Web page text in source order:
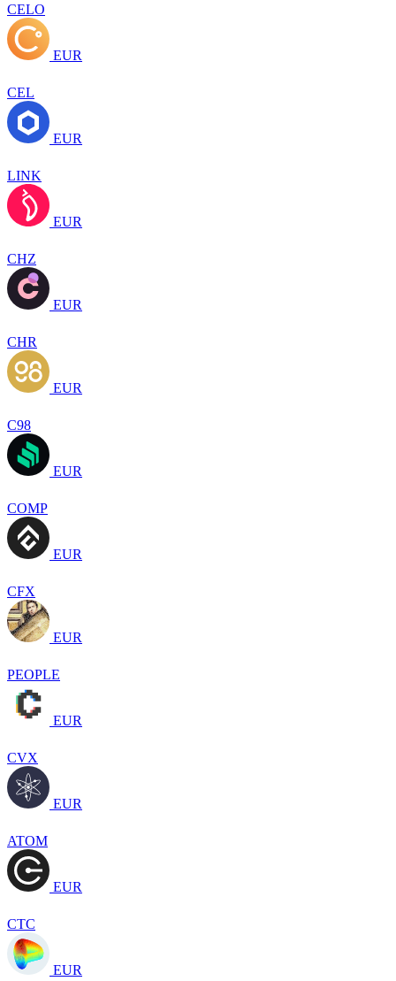
CELO
EUR
CEL
EUR
LINK
EUR
CHZ
EUR
CHR
EUR
C98
EUR
COMP
EUR
CFX
EUR
PEOPLE
EUR
CVX
EUR
ATOM
EUR
CTC
EUR